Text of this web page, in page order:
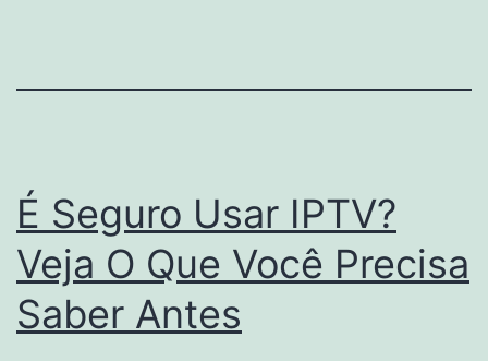
sobre
Nacional
Habilitação
SCSL
É Seguro Usar IPTV?
Veja O Que Você Precisa
Saber Antes